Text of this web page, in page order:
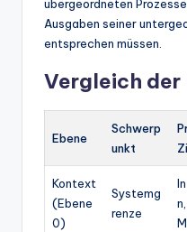
übergeordneten
Ausgaben seiner
entsprechen müssen.
Vergleich der
Ebene
Schwerp
unkt
Kontext
(Ebene
0)
Systemg
renze
n,